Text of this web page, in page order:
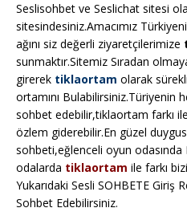
Seslisohbet ve Seslichat sitesi
sitesindesiniz.Amacımız
ağını siz değerli ziyaretçilerimize
sunmaktır.Sitemiz Sıradan
girerek tiklaortam olarak
ortamını Bulabilirsiniz.Türiyenin
sohbet edebilir,tiklaortam farkı
özlem giderebilir.En güzel
sohbeti,eğlenceli oyun
odalarda tiklaortam ile farkı
Yukarıdaki Sesli SOHBETE Giriş
Sohbet Edebilirsiniz.